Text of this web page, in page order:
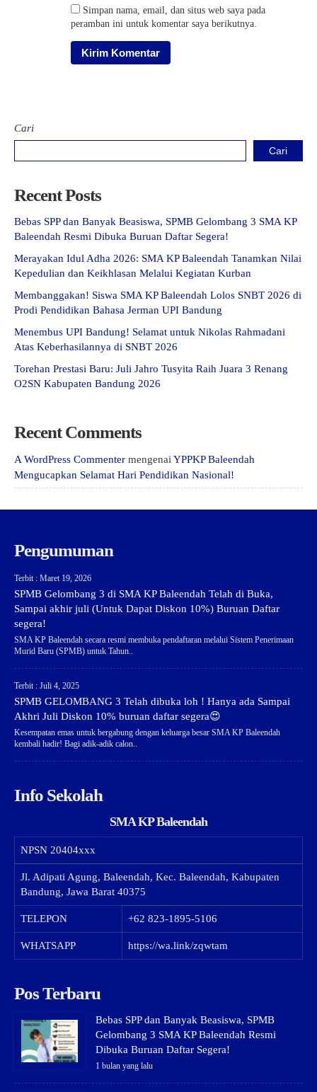
Simpan nama, email, dan situs web saya pada
peramban ini untuk komentar saya berikutnya.
Cari
Cari
Recent Posts
Bebas SPP dan Banyak Beasiswa, SPMB Gelombang 3 SMA KP
Baleendah Resmi Dibuka Buruan Daftar Segera!
Merayakan Idul Adha 2026: SMA KP Baleendah Tanamkan Nilai
Kepedulian dan Keikhlasan Melalui Kegiatan Kurban
Membanggakan! Siswa SMA KP Baleendah Lolos SNBT 2026 di
Prodi Pendidikan Bahasa Jerman UPI Bandung
Menembus UPI Bandung! Selamat untuk Nikolas Rahmadani
Atas Keberhasilannya di SNBT 2026
Torehan Prestasi Baru: Juli Jahro Tusyita Raih Juara 3 Renang
O2SN Kabupaten Bandung 2026
Recent Comments
A WordPress Commenter mengenai YPPKP Baleendah
Mengucapkan Selamat Hari Pendidikan Nasional!
Pengumuman
Terbit : Maret 19, 2026
SPMB Gelombang 3 di SMA KP Baleendah Telah di Buka,
Sampai akhir juli (Untuk Dapat Diskon 10%) Buruan Daftar
segera!
SMA KP Baleendah secara resmi membuka pendaftaran melalui Sistem Penerimaan
Murid Baru (SPMB) untuk Tahun..
Terbit : Juli 4, 2025
SPMB GELOMBANG 3 Telah dibuka loh ! Hanya ada Sampai
Akhri Juli Diskon 10% buruan daftar segera😍
Kesempatan emas untuk bergabung dengan keluarga besar SMA KP Baleendah
kembali hadir! Bagi adik-adik calon..
Info Sekolah
SMA KP Baleendah
NPSN 20404xxx
Jl. Adipati Agung, Baleendah, Kec. Baleendah, Kabupaten
Bandung, Jawa Barat 40375
TELEPON +62 823-1895-5106
WHATSAPP https://wa.link/zqwtam
Pos Terbaru
Bebas SPP dan Banyak Beasiswa, SPMB
Gelombang 3 SMA KP Baleendah Resmi
Dibuka Buruan Daftar Segera!
1 bulan yang lalu